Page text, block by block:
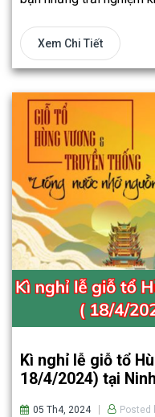
Xem Chi Tiết
Kì nghỉ lễ giỗ tổ
18/4/2024) tại
05 Th4, 2024 Posted